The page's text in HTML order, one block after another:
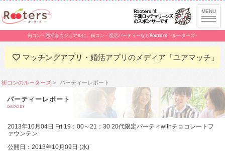
街コン・恋活をカジュアルに。街コン・恋活パーティーならRooters -ルーターズ-
マッチングアプリ・婚活アプリのメディア「ユアマッチ」
街コンのルーターズ パーティーレポート
パーティーレポート
REPORT
2013年10月04日 Fri 19：00～21：30 20代限定パーティwithチョコレートフ
ァウンテン
公開日：2013年10月09日 (水)